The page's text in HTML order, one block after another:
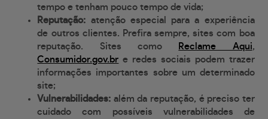
tempo e tenham pouco tempo de vida;
Reputação: atenção especial para a experiência
de outros clientes. Prefira sempre, sites com boa
reputação. Sites como
Reclame Aqui,
Consumidor.gov.br e redes sociais podem trazer
informações importantes sobre um determinado
site;
Vulnerabilidades: além da reputação, é preciso ter
cuidado com possíveis vulnerabilidades de